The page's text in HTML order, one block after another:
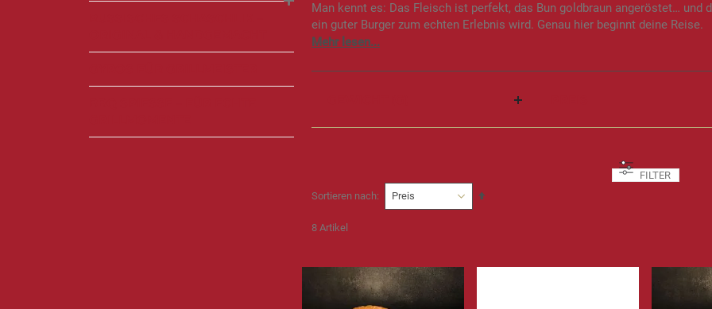
Man kennt es: Das Fleisch ist perfekt, das Bun goldbraun angeröstet… und
ein guter Burger zum echten Erlebnis wird. Genau hier beginnt deine Reise.
FILTER
Sortieren nach
8 Artikel